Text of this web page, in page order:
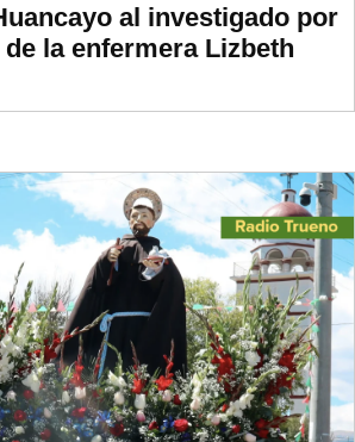
al investigado por
la enfermera Lizbeth